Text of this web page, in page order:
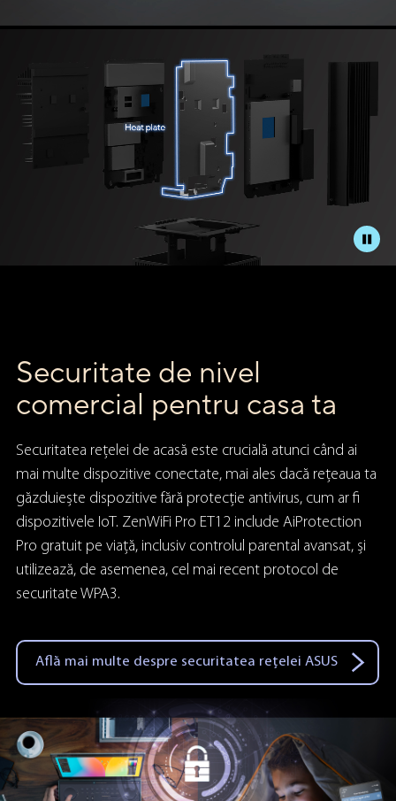
Securitate de nivel
comercial pentru casa ta
Securitatea rețelei de acasă este crucială atunci când ai
mai multe dispozitive conectate, mai ales dacă rețeaua ta
găzduiește dispozitive fără protecție antivirus, cum ar fi
dispozitivele IoT. ZenWiFi Pro ET12 include AiProtection
Pro gratuit pe viață, inclusiv controlul parental avansat, și
utilizează, de asemenea, cel mai recent protocol de
securitate WPA3.
Află mai multe despre securitatea rețelei ASUS